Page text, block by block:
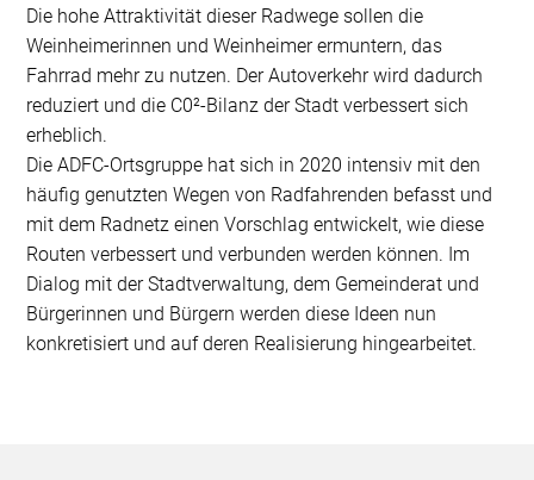
Die hohe Attraktivität dieser Radwege sollen die
Weinheimerinnen und Weinheimer ermuntern, das
Fahrrad mehr zu nutzen. Der Autoverkehr wird dadurch
reduziert und die C0²-Bilanz der Stadt verbessert sich
erheblich.
Die ADFC-Ortsgruppe hat sich in 2020 intensiv mit den
häufig genutzten Wegen von Radfahrenden befasst und
mit dem Radnetz einen Vorschlag entwickelt, wie diese
Routen verbessert und verbunden werden können. Im
Dialog mit der Stadtverwaltung, dem Gemeinderat und
Bürgerinnen und Bürgern werden diese Ideen nun
konkretisiert und auf deren Realisierung hingearbeitet.